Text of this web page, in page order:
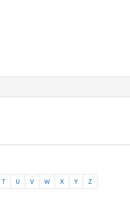
T U V W X Y Z